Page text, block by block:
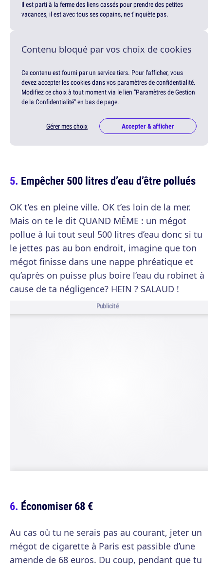
Il est parti à la ferme des liens cassés pour prendre des petites
vacances, il est avec tous ses copains, ne t'inquiète pas.
Contenu bloqué par vos choix de cookies
Ce contenu est fourni par un service tiers. Pour l'afficher, vous
devez accepter les cookies dans vos paramètres de confidentialité.
Modifiez ce choix à tout moment via le lien "Paramètres de Gestion
de la Confidentialité" en bas de page.
Gérer mes choix Accepter & afficher
Empêcher 500 litres d’eau d’être pollués
OK t’es en pleine ville. OK t’es loin de la mer.
Mais on te le dit QUAND MÊME : un mégot
pollue à lui tout seul 500 litres d’eau donc si tu
le jettes pas au bon endroit, imagine que ton
mégot finisse dans une nappe phréatique et
qu’après on puisse plus boire l’eau du robinet à
cause de ta négligence? HEIN ? SALAUD !
Publicité
Économiser 68 €
Au cas où tu ne serais pas au courant, jeter un
mégot de cigarette à Paris est passible d’une
amende de 68 euros. Du coup, pendant que tu